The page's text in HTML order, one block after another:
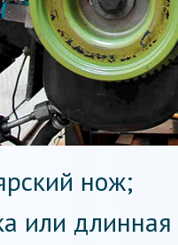
нож;
или